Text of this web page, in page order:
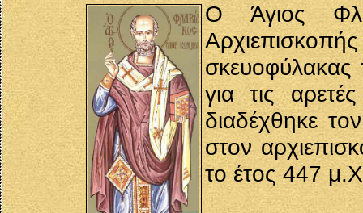
O Άγιος
σκευοφύλακας
για τις
διαδέχθηκε
στον
το έτος 447